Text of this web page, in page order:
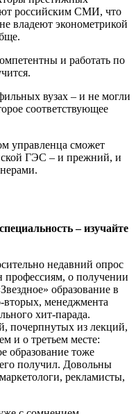
российским СМИ, что
владеют эконометрикой
и работать по
вузах – и не могли
соответствующее
управленца сможет
ГЭС – и прежний, и
– изучайте
недавний опрос
профессиям, о получении
образование в
вторых, менеджмента
хит-парада.
почерпнутых из лекций,
и о третьем месте:
образование тоже
получил. Довольны
рекламисты,